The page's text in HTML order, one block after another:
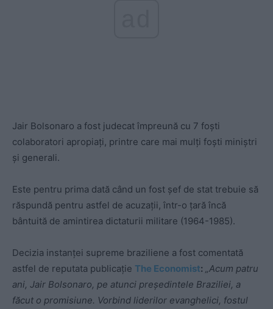
Jair Bolsonaro a fost judecat împreună cu 7 foşti
colaboratori apropiaţi, printre care mai mulţi foşti miniştri
şi generali.
Este pentru prima dată când un fost şef de stat trebuie să
răspundă pentru astfel de acuzaţii, într-o ţară încă
bântuită de amintirea dictaturii militare (1964-1985).
Decizia instanței supreme braziliene a fost comentată
astfel de reputata publicație The Economist: „Acum patru
ani, Jair Bolsonaro, pe atunci președintele Braziliei, a
făcut o promisiune. Vorbind liderilor evanghelici, fostul